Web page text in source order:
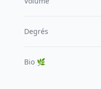
Degrés
Bio 🌿